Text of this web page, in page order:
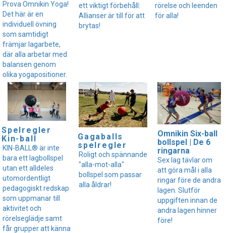
Prova Omnikin Yoga!
Det här är en
individuell övning
som samtidigt
främjar lagarbete,
där alla arbetar med
balansen genom
olika yogapositioner.
ett viktigt förbehåll:
Allianser är till för att
brytas!
rörelse och leenden
för alla!
Spelregler
Kin-ball
KIN-BALL® är inte
bara ett lagbollspel
utan ett alldeles
utomordentligt
pedagogiskt redskap
som uppmanar till
aktivitet och
rörelseglädje samt
får grupper att känna
Gagaballs
spelregler
Roligt och spännande
"alla-mot-alla"
bollspel som passar
alla åldrar!
Omnikin Six-ball
bollspel | De 6
ringarna
Sex lag tävlar om
att göra mål i alla
ringar före de andra
lagen. Slutför
uppgiften innan de
andra lagen hinner
före!